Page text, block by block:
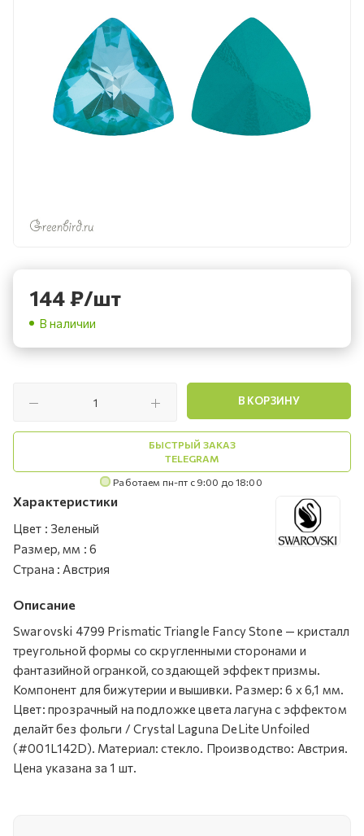
144₽/шт
В наличии
В КОРЗИНУ
БЫСТРЫЙ ЗАКАЗ
TELEGRAM
Работаем пн-пт с 9:00 до 18:00
Характеристики
Цвет : Зеленый
Размер, мм : 6
Страна : Австрия
Описание
Swarovski 4799 Prismatic Triangle Fancy Stone — кристалл
треугольной формы со скругленными сторонами и
фантазийной огранкой, создающей эффект призмы.
Компонент для бижутерии и вышивки. Размер: 6 х 6,1 мм.
Цвет: прозрачный на подложке цвета лагуна c эффектом
делайт без фольги / Crystal Laguna DeLite Unfoiled
(#001L142D). Материал: стекло. Производство: Австрия.
Цена указана за 1 шт.